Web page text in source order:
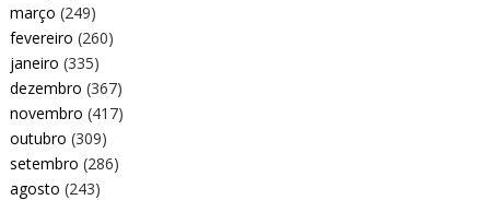
março (249)
fevereiro (260)
janeiro (335)
dezembro (367)
novembro (417)
outubro (309)
setembro (286)
agosto (243)